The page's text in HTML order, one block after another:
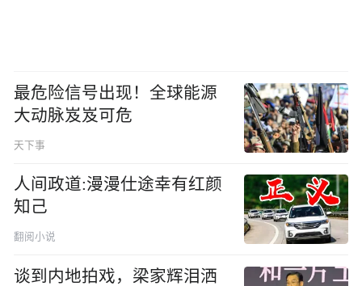
最危险信号出现！全球能源
大动脉岌岌可危
天下事
人间政道:漫漫仕途幸有红颜
知己
翻阅小说
谈到内地拍戏，梁家辉泪洒